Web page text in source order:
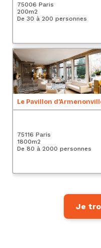
75006 Paris
200m2
De 30 à 200 personnes
Le Pavillon
75116 Paris
1800m2
De 80 à 2000 personnes
Je